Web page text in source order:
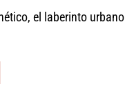
el laberinto urbano